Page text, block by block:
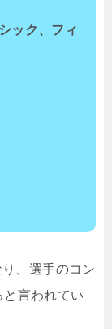
ック、フィ
、選手のコン
言われてい